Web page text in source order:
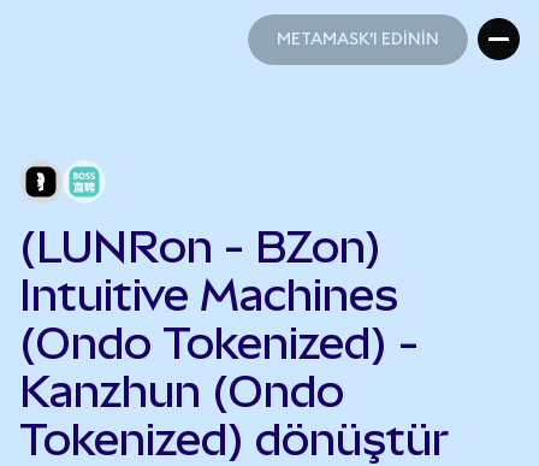
METAMASK'I EDİNİN
(LUNRon - BZon)
Intuitive Machines
(Ondo Tokenized) -
Kanzhun (Ondo
Tokenized) dönüştür